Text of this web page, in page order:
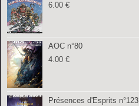
6.00€
AOC n°80
4.00€
Présences d'Esprits n°123